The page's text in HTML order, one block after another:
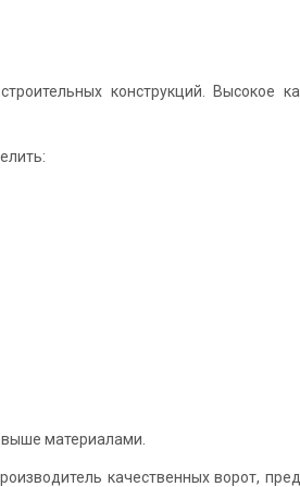
конструкций. Высокое
материалами.
качественных ворот,